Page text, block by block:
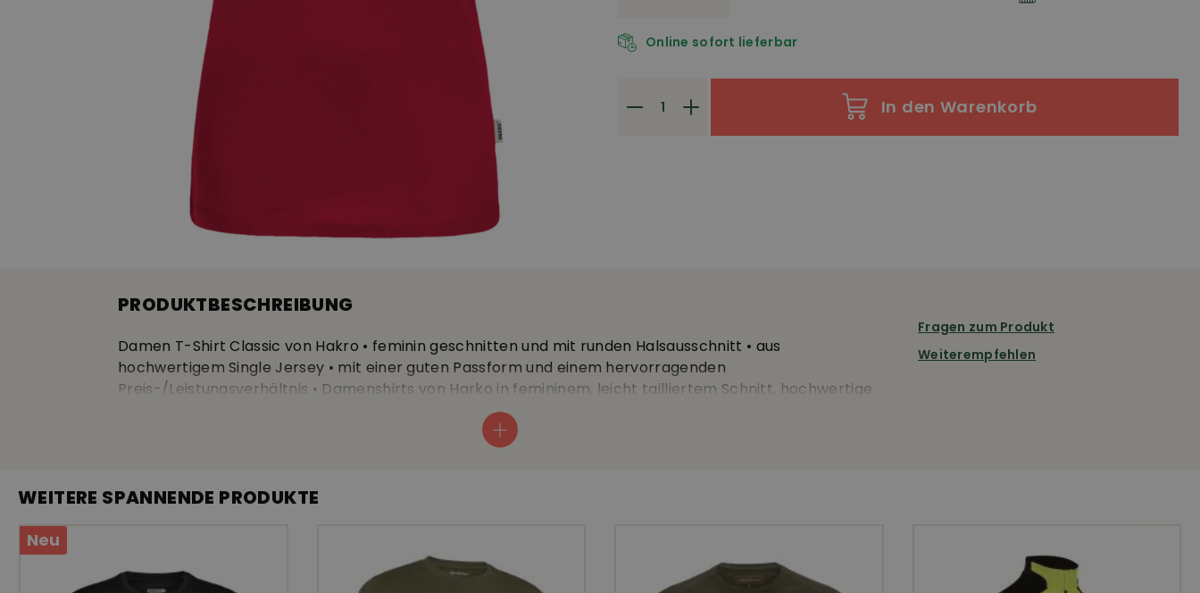
Online sofort lieferbar
In den Warenkorb
PRODUKTBESCHREIBUNG
Damen T-Shirt Classic von Hakro • feminin geschnitten und mit runden Halsausschnitt • aus
hochwertigem Single Jersey • mit einer guten Passform und einem hervorragenden
Preis-/Leistungsverhältnis • Damenshirts von Harko in femininem, leicht tailliertem Schnitt, hochwertige
Baumwolle. Ideal für Arbeit und Freizeit • Single-Jersey aus 100% Baumwolle, 160g/m2, Länge ca. 68cm,
Fragen zum Produkt
Weiterempfehlen
WEITERE SPANNENDE PRODUKTE
Neu